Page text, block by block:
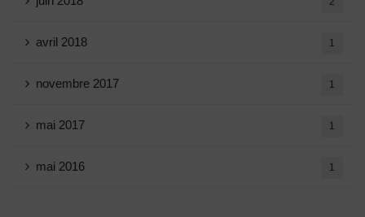
avril 2018 1
novembre 2017 1
mai 2017 1
mai 2016 1